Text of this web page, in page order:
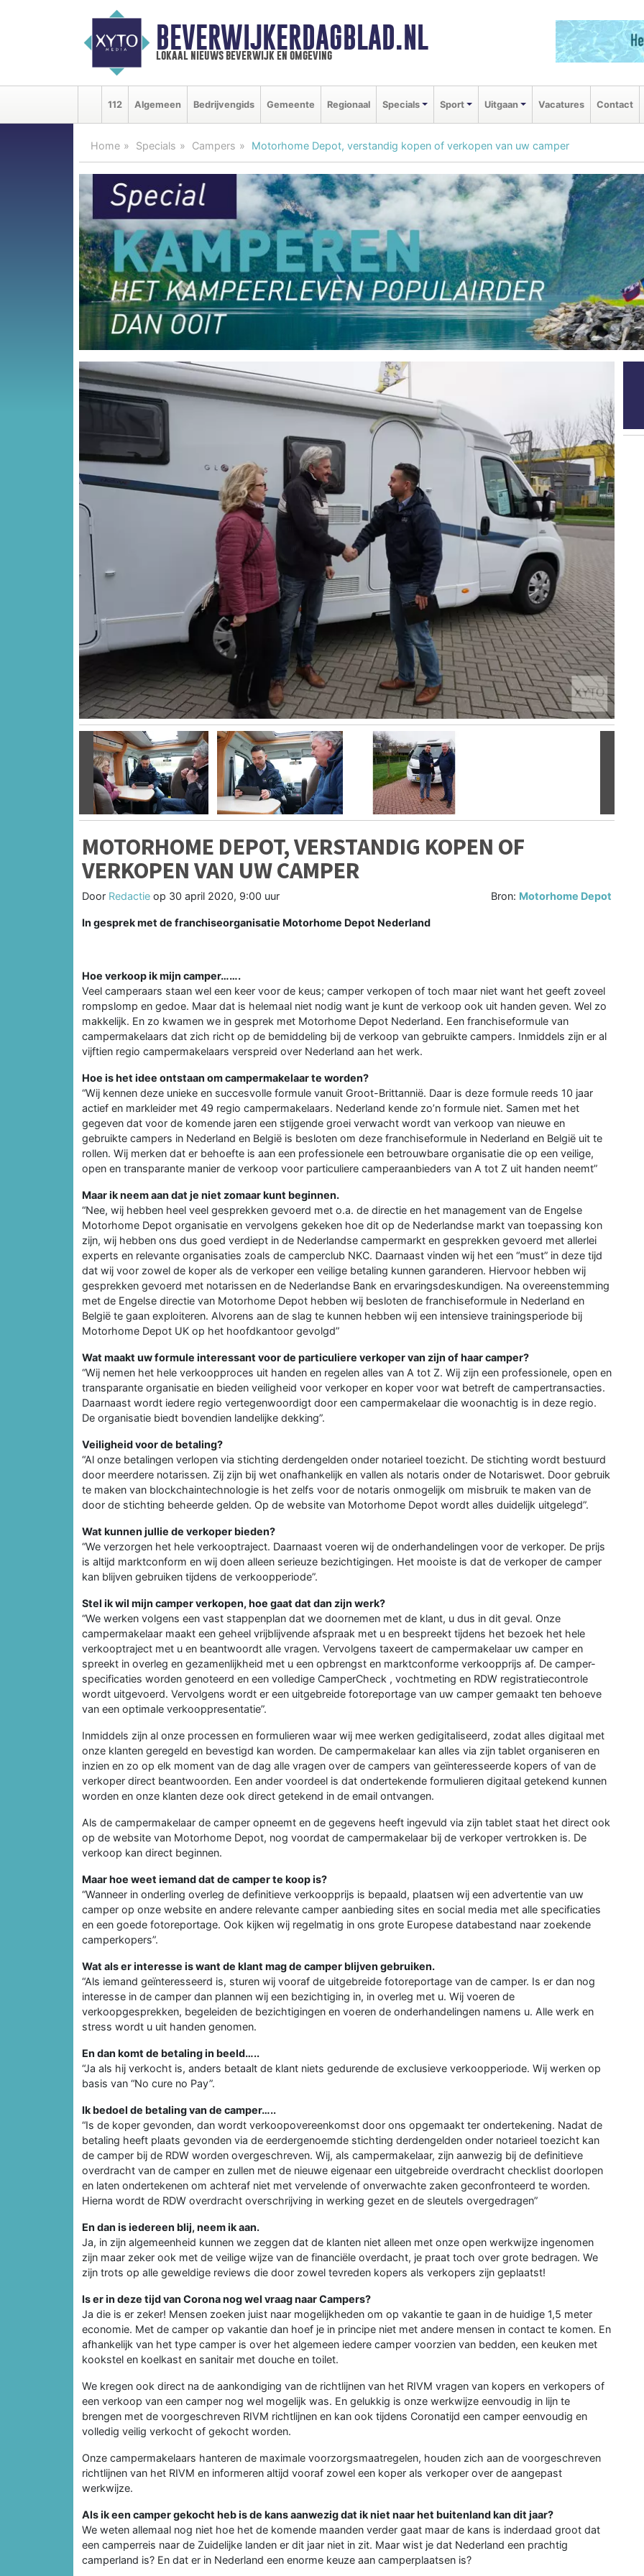
BEVERWIJKERDAGBLAD.NL
lokaal nieuws beverwijk en omgeving
112 Algemeen Bedrijvengids Gemeente Regionaal Specials Sport Uitgaan Vacatures Contact
Home Specials Campers Motorhome Depot, verstandig kopen of verkopen van uw camper
Vorige
MOTORHOME DEPOT, VERSTANDIG KOPEN OF
VERKOPEN VAN UW CAMPER
Door Redactie op 30 april 2020, 9:00 uur Bron: Motorhome Depot
In gesprek met de franchiseorganisatie Motorhome Depot Nederland
Hoe verkoop ik mijn camper…….
Veel camperaars staan wel een keer voor de keus; camper verkopen of toch maar niet want het geeft zoveel
rompslomp en gedoe. Maar dat is helemaal niet nodig want je kunt de verkoop ook uit handen geven. Wel zo
makkelijk. En zo kwamen we in gesprek met Motorhome Depot Nederland. Een franchiseformule van
campermakelaars dat zich richt op de bemiddeling bij de verkoop van gebruikte campers. Inmiddels zijn er al
vijftien regio campermakelaars verspreid over Nederland aan het werk.
Hoe is het idee ontstaan om campermakelaar te worden?
“Wij kennen deze unieke en succesvolle formule vanuit Groot-Brittannië. Daar is deze formule reeds 10 jaar
actief en markleider met 49 regio campermakelaars. Nederland kende zo’n formule niet. Samen met het
gegeven dat voor de komende jaren een stijgende groei verwacht wordt van verkoop van nieuwe en
gebruikte campers in Nederland en België is besloten om deze franchiseformule in Nederland en België uit te
rollen. Wij merken dat er behoefte is aan een professionele een betrouwbare organisatie die op een veilige,
open en transparante manier de verkoop voor particuliere camperaanbieders van A tot Z uit handen neemt”
Maar ik neem aan dat je niet zomaar kunt beginnen.
“Nee, wij hebben heel veel gesprekken gevoerd met o.a. de directie en het management van de Engelse
Motorhome Depot organisatie en vervolgens gekeken hoe dit op de Nederlandse markt van toepassing kon
zijn, wij hebben ons dus goed verdiept in de Nederlandse campermarkt en gesprekken gevoerd met allerlei
experts en relevante organisaties zoals de camperclub NKC. Daarnaast vinden wij het een “must” in deze tijd
dat wij voor zowel de koper als de verkoper een veilige betaling kunnen garanderen. Hiervoor hebben wij
gesprekken gevoerd met notarissen en de Nederlandse Bank en ervaringsdeskundigen. Na overeenstemming
met de Engelse directie van Motorhome Depot hebben wij besloten de franchiseformule in Nederland en
België te gaan exploiteren. Alvorens aan de slag te kunnen hebben wij een intensieve trainingsperiode bij
Motorhome Depot UK op het hoofdkantoor gevolgd”
Wat maakt uw formule interessant voor de particuliere verkoper van zijn of haar camper?
“Wij nemen het hele verkoopproces uit handen en regelen alles van A tot Z. Wij zijn een professionele, open en
transparante organisatie en bieden veiligheid voor verkoper en koper voor wat betreft de campertransacties.
Daarnaast wordt iedere regio vertegenwoordigt door een campermakelaar die woonachtig is in deze regio.
De organisatie biedt bovendien landelijke dekking”.
Veiligheid voor de betaling?
“Al onze betalingen verlopen via stichting derdengelden onder notarieel toezicht. De stichting wordt bestuurd
door meerdere notarissen. Zij zijn bij wet onafhankelijk en vallen als notaris onder de Notariswet. Door gebruik
te maken van blockchaintechnologie is het zelfs voor de notaris onmogelijk om misbruik te maken van de
door de stichting beheerde gelden. Op de website van Motorhome Depot wordt alles duidelijk uitgelegd”.
Wat kunnen jullie de verkoper bieden?
“We verzorgen het hele verkooptraject. Daarnaast voeren wij de onderhandelingen voor de verkoper. De prijs
is altijd marktconform en wij doen alleen serieuze bezichtigingen. Het mooiste is dat de verkoper de camper
kan blijven gebruiken tijdens de verkoopperiode”.
Stel ik wil mijn camper verkopen, hoe gaat dat dan zijn werk?
“We werken volgens een vast stappenplan dat we doornemen met de klant, u dus in dit geval. Onze
campermakelaar maakt een geheel vrijblijvende afspraak met u en bespreekt tijdens het bezoek het hele
verkooptraject met u en beantwoordt alle vragen. Vervolgens taxeert de campermakelaar uw camper en
spreekt in overleg en gezamenlijkheid met u een opbrengst en marktconforme verkoopprijs af. De camper-
specificaties worden genoteerd en een volledige CamperCheck , vochtmeting en RDW registratiecontrole
wordt uitgevoerd. Vervolgens wordt er een uitgebreide fotoreportage van uw camper gemaakt ten behoeve
van een optimale verkooppresentatie”.
Inmiddels zijn al onze processen en formulieren waar wij mee werken gedigitaliseerd, zodat alles digitaal met
onze klanten geregeld en bevestigd kan worden. De campermakelaar kan alles via zijn tablet organiseren en
inzien en zo op elk moment van de dag alle vragen over de campers van geïnteresseerde kopers of van de
verkoper direct beantwoorden. Een ander voordeel is dat ondertekende formulieren digitaal getekend kunnen
worden en onze klanten deze ook direct getekend in de email ontvangen.
Als de campermakelaar de camper opneemt en de gegevens heeft ingevuld via zijn tablet staat het direct ook
op de website van Motorhome Depot, nog voordat de campermakelaar bij de verkoper vertrokken is. De
verkoop kan direct beginnen.
Maar hoe weet iemand dat de camper te koop is?
“Wanneer in onderling overleg de definitieve verkoopprijs is bepaald, plaatsen wij een advertentie van uw
camper op onze website en andere relevante camper aanbieding sites en social media met alle specificaties
en een goede fotoreportage. Ook kijken wij regelmatig in ons grote Europese databestand naar zoekende
camperkopers”.
Wat als er interesse is want de klant mag de camper blijven gebruiken.
“Als iemand geïnteresseerd is, sturen wij vooraf de uitgebreide fotoreportage van de camper. Is er dan nog
interesse in de camper dan plannen wij een bezichtiging in, in overleg met u. Wij voeren de
verkoopgesprekken, begeleiden de bezichtigingen en voeren de onderhandelingen namens u. Alle werk en
stress wordt u uit handen genomen.
En dan komt de betaling in beeld…..
“Ja als hij verkocht is, anders betaalt de klant niets gedurende de exclusieve verkoopperiode. Wij werken op
basis van “No cure no Pay”.
Ik bedoel de betaling van de camper…..
“Is de koper gevonden, dan wordt verkoopovereenkomst door ons opgemaakt ter ondertekening. Nadat de
betaling heeft plaats gevonden via de eerdergenoemde stichting derdengelden onder notarieel toezicht kan
de camper bij de RDW worden overgeschreven. Wij, als campermakelaar, zijn aanwezig bij de definitieve
overdracht van de camper en zullen met de nieuwe eigenaar een uitgebreide overdracht checklist doorlopen
en laten ondertekenen om achteraf niet met vervelende of onverwachte zaken geconfronteerd te worden.
Hierna wordt de RDW overdracht overschrijving in werking gezet en de sleutels overgedragen”
En dan is iedereen blij, neem ik aan.
Ja, in zijn algemeenheid kunnen we zeggen dat de klanten niet alleen met onze open werkwijze ingenomen
zijn maar zeker ook met de veilige wijze van de financiële overdacht, je praat toch over grote bedragen. We
zijn trots op alle geweldige reviews die door zowel tevreden kopers als verkopers zijn geplaatst!
Is er in deze tijd van Corona nog wel vraag naar Campers?
Ja die is er zeker! Mensen zoeken juist naar mogelijkheden om op vakantie te gaan in de huidige 1,5 meter
economie. Met de camper op vakantie dan hoef je in principe niet met andere mensen in contact te komen. En
afhankelijk van het type camper is over het algemeen iedere camper voorzien van bedden, een keuken met
kookstel en koelkast en sanitair met douche en toilet.
We kregen ook direct na de aankondiging van de richtlijnen van het RIVM vragen van kopers en verkopers of
een verkoop van een camper nog wel mogelijk was. En gelukkig is onze werkwijze eenvoudig in lijn te
brengen met de voorgeschreven RIVM richtlijnen en kan ook tijdens Coronatijd een camper eenvoudig en
volledig veilig verkocht of gekocht worden.
Onze campermakelaars hanteren de maximale voorzorgsmaatregelen, houden zich aan de voorgeschreven
richtlijnen van het RIVM en informeren altijd vooraf zowel een koper als verkoper over de aangepast
werkwijze.
Als ik een camper gekocht heb is de kans aanwezig dat ik niet naar het buitenland kan dit jaar?
We weten allemaal nog niet hoe het de komende maanden verder gaat maar de kans is inderdaad groot dat
een camperreis naar de Zuidelijke landen er dit jaar niet in zit. Maar wist je dat Nederland een prachtig
camperland is? En dat er in Nederland een enorme keuze aan camperplaatsen is?